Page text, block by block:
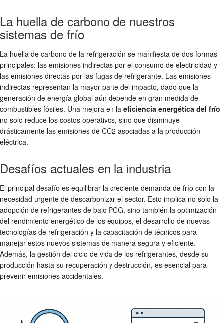
La huella de carbono de nuestros
sistemas de frío
La huella de carbono de la refrigeración se manifiesta de dos formas
principales: las emisiones indirectas por el consumo de electricidad y
las emisiones directas por las fugas de refrigerante. Las emisiones
indirectas representan la mayor parte del impacto, dado que la
generación de energía global aún depende en gran medida de
combustibles fósiles. Una mejora en la eficiencia energética del frío
no solo reduce los costos operativos, sino que disminuye
drásticamente las emisiones de CO2 asociadas a la producción
eléctrica.
Desafíos actuales en la industria
El principal desafío es equilibrar la creciente demanda de frío con la
necesidad urgente de descarbonizar el sector. Esto implica no solo la
adopción de refrigerantes de bajo PCG, sino también la optimización
del rendimiento energético de los equipos, el desarrollo de nuevas
tecnologías de refrigeración y la capacitación de técnicos para
manejar estos nuevos sistemas de manera segura y eficiente.
Además, la gestión del ciclo de vida de los refrigerantes, desde su
producción hasta su recuperación y destrucción, es esencial para
prevenir emisiones accidentales.